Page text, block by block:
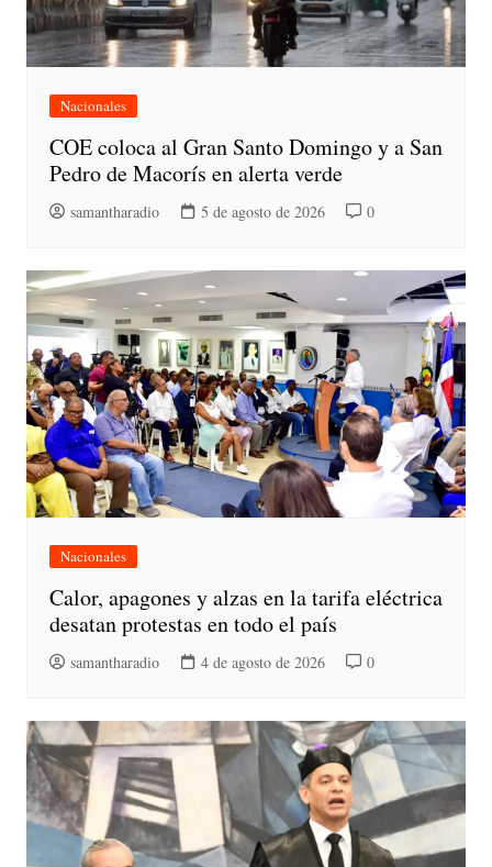
Nacionales
COE coloca al Gran Santo Domingo y a San
Pedro de Macorís en alerta verde
samantharadio 5 de agosto de 2026 0
Nacionales
Calor, apagones y alzas en la tarifa eléctrica
desatan protestas en todo el país
samantharadio 4 de agosto de 2026 0